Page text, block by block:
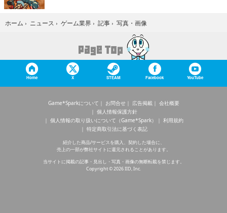
ホーム › ニュース › ゲーム業界 › 記事 › 写真・画像
Home X STEAM Facebook YouTube
Game*Sparkについて お問合せ 広告掲載
会社概要
個人情報保護方針
個人情報の取り扱いについて（Game*Spark）
利用規約
特定商取引法に基づく表記
紹介した商品/サービスを購入、契約した場合に、
売上の一部が弊社サイトに還元されることがあります。
当サイトに掲載の記事・見出し・写真・画像の無断転載を禁じます。
Copyright © 2026 IID, Inc.